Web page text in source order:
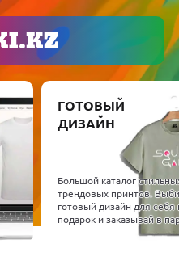
ГОТОВЫЙ
ДИЗАЙН
Большой каталог
трендовых принтов.
готовый дизайн для себя
подарок и заказывай в